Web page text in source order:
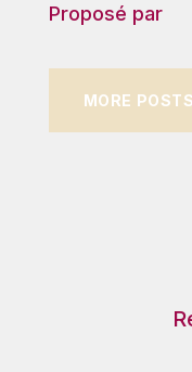
Proposé par
MORE